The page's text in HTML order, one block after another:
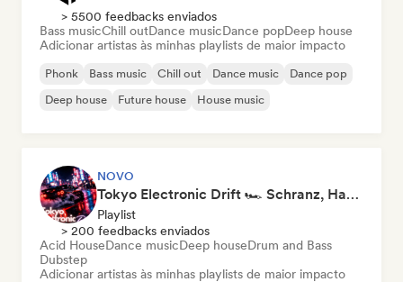
> 5500 feedbacks enviados
Bass musicChill outDance musicDance popDeep house
Adicionar artistas às minhas playlists de maior impacto
Phonk Bass music Chill out Dance music
Dance pop
Deep house
Future house House music
NOVO
Tokyo Electronic Drift 🏎️ Schranz, Hard Techno & Anime EDM
Playlist
> 200 feedbacks enviados
Acid HouseDance musicDeep houseDrum and Bass
Dubstep
Adicionar artistas às minhas playlists de maior impacto